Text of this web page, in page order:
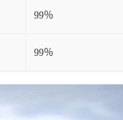
99％
99％